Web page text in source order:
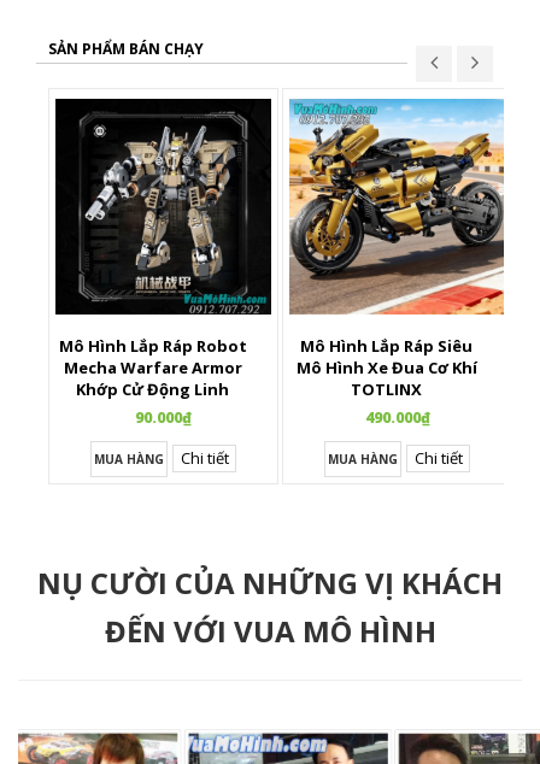
SẢN PHẨM BÁN CHẠY
Mô Hình Lắp Ráp Robot
Mecha Warfare Armor
Khớp Cử Động Linh
Hoạt
90.000₫
MUA HÀNG Chi tiết
Mô Hình Lắp Ráp Siêu
Mô Hình Xe Đua Cơ Khí
TOTLINX
490.000₫
MUA HÀNG Chi tiết
NỤ CƯỜI CỦA NHỮNG VỊ KHÁCH
ĐẾN VỚI VUA MÔ HÌNH